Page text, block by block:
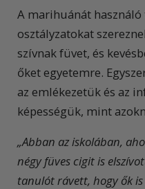
A marihuánát
osztályzatokat
szívnak füvet, és
őket egyetemre.
az emlékezetük és az
képességük, mint
„Abban az iskolában,
négy füves cigit is
tanulót rávett, hogy ők is